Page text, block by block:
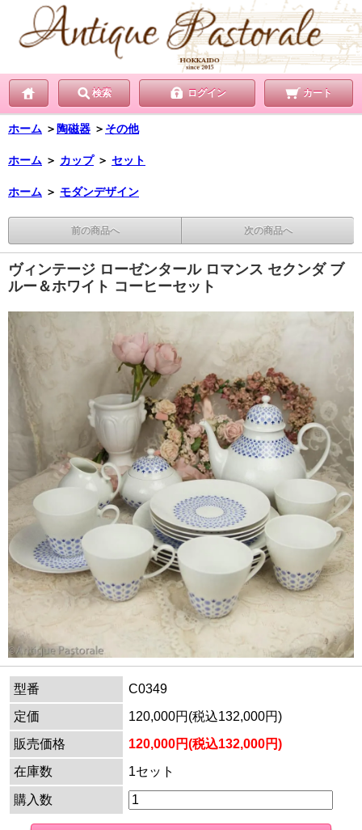
検索 ログイン カート
ホーム ＞陶磁器 ＞ その他
ホーム ＞ カップ ＞ セット
ホーム ＞ モダンデザイン
前の商品へ 次の商品へ
ヴィンテージ ローゼンタール ロマンス セクンダ ブ
ルー＆ホワイト コーヒーセット
型番
C0349
定価
120,000円(税込132,000円)
販売価格
120,000円(税込132,000円)
在庫数
1セット
購入数